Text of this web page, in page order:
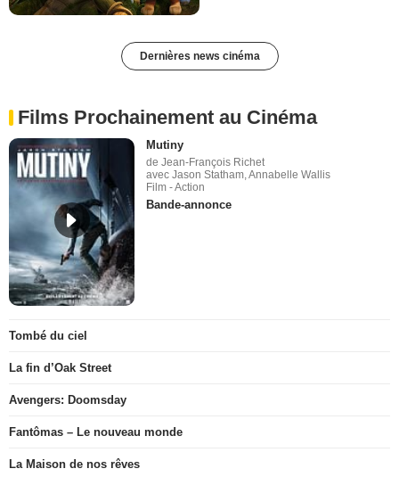
Dernières news cinéma
Films Prochainement au Cinéma
Mutiny
de Jean-François Richet
avec Jason Statham, Annabelle Wallis
Film - Action
Bande-annonce
Tombé du ciel
La fin d’Oak Street
Avengers: Doomsday
Fantômas – Le nouveau monde
La Maison de nos rêves